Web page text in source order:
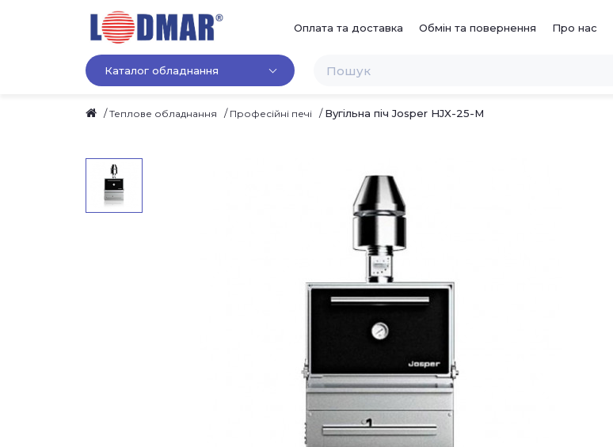
Оплата та доставка Обмін та повернення Про нас
Каталог обладнання
Теплове обладнання Професійні печі Вугільна піч Josper HJX-25-M